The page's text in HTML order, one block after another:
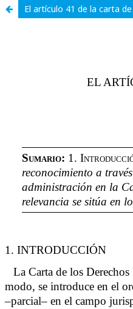
El artículo 41 de la carta